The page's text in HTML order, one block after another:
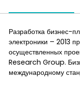
Разработка бизнес-
электроники – 2013
осуществленных
Research Group.
международному